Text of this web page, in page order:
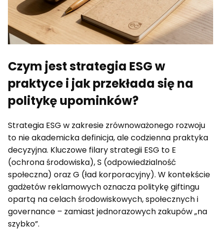
Czym jest strategia ESG w
praktyce i jak przekłada się na
politykę upominków?
Strategia ESG w zakresie zrównoważonego rozwoju
to nie akademicka definicja, ale codzienna praktyka
decyzyjna. Kluczowe filary strategii ESG to E
(ochrona środowiska), S (odpowiedzialność
społeczna) oraz G (ład korporacyjny). W kontekście
gadżetów reklamowych oznacza politykę giftingu
opartą na celach środowiskowych, społecznych i
governance – zamiast jednorazowych zakupów „na
szybko”.